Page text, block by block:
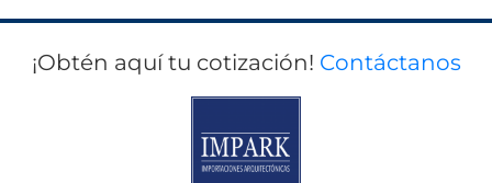
¡Obtén aquí tu cotización! Contáctanos